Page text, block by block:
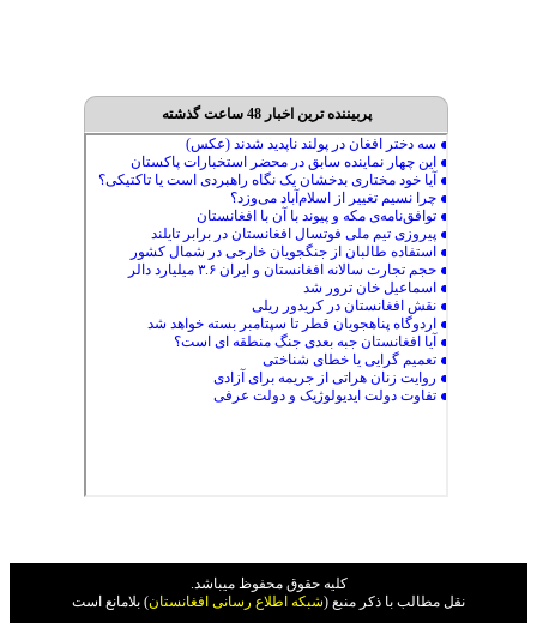
پربیننده ترین اخبار 48 ساعت گذشته
کليه حقوق محفوظ ميباشد.
نقل مطالب با ذکر منبع (شبکه اطلاع رسانی افغانستان) بلامانع است